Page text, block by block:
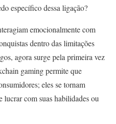
específico dessa ligação?
emocionalmente com
dentro das limitações
agora surge pela primeira vez
gaming permite que
eles se tornam
lucrar com suas habilidades ou